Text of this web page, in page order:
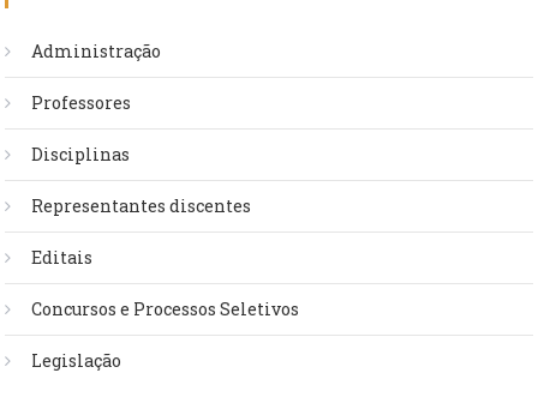
Administração
Professores
Disciplinas
Representantes discentes
Editais
Concursos e Processos Seletivos
Legislação